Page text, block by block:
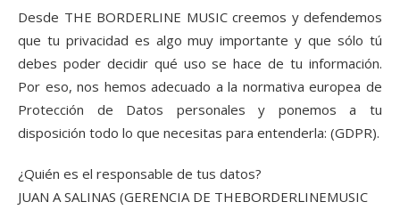
Desde THE BORDERLINE MUSIC creemos y defendemos
que tu privacidad es algo muy importante y que sólo tú
debes poder decidir qué uso se hace de tu información.
Por eso, nos hemos adecuado a la normativa europea de
Protección de Datos personales y ponemos a tu
disposición todo lo que necesitas para entenderla: (GDPR).
¿Quién es el responsable de tus datos?
JUAN A SALINAS (GERENCIA DE THEBORDERLINEMUSIC